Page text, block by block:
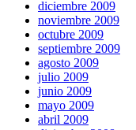
diciembre 2009
noviembre 2009
octubre 2009
septiembre 2009
agosto 2009
julio 2009
junio 2009
mayo 2009
abril 2009